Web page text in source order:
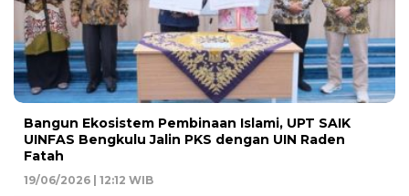
Bangun Ekosistem Pembinaan Islami, UPT SAIK
UINFAS Bengkulu Jalin PKS dengan UIN Raden
Fatah
19/06/2026 | 12:12 WIB